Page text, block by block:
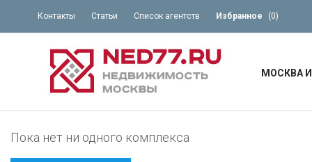
Контакты Статьи Список агентств Избранное (0)
МОСКВА
Пока нет ни одного комплекса